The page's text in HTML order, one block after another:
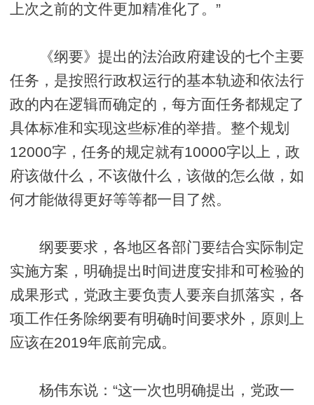
上次之前的文件更加精准化了。”
《纲要》提出的法治政府建设的七个主要
任务，是按照行政权运行的基本轨迹和依法行
政的内在逻辑而确定的，每方面任务都规定了
具体标准和实现这些标准的举措。整个规划
12000字，任务的规定就有10000字以上，政
府该做什么，不该做什么，该做的怎么做，如
何才能做得更好等等都一目了然。
纲要要求，各地区各部门要结合实际制定
实施方案，明确提出时间进度安排和可检验的
成果形式，党政主要负责人要亲自抓落实，各
项工作任务除纲要有明确时间要求外，原则上
应该在2019年底前完成。
杨伟东说：“这一次也明确提出，党政一